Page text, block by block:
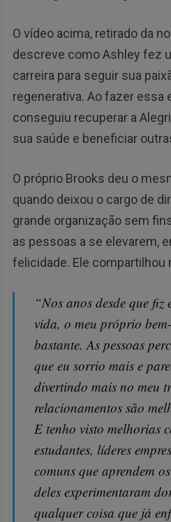
O vídeo acima, retirado da
descreve como Ashley fez
carreira para seguir sua
regenerativa. Ao fazer essa
conseguiu recuperar a
sua saúde e beneficiar
O próprio Brooks deu o
quando deixou o cargo de
grande organização sem
as pessoas a se elevarem,
felicidade. Ele compartilhou
“Nos anos desde que fiz
vida, o meu próprio
bastante. As pessoas
que eu sorrio mais e
divertindo mais no meu
relacionamentos são
E tenho visto melhorias
estudantes, líderes
comuns que aprendem
deles experimentaram
qualquer coisa que já